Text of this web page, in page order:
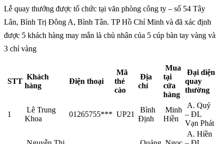
Lễ quay thưởng được tổ chức tại văn phòng công ty – số 54 Tây
Lân, Bình Trị Đông A, Bình Tân. TP Hồ Chí Minh và đã xác định
được 5 khách hàng may mắn là chủ nhân của 5 cúp bàn tay vàng và
3 chỉ vàng
STT
Khách
hàng
Điện thoại
Mã
thẻ
cào
Địa
chỉ
Mua
tại
cửa
hàng
Đại diện
quay
thường
1
Lê Trung
Khoa
01265755*** UP21
Bình
Định
Minh
Hiền
A. Quý
– ĐL
Vạn Phát
A. Hiền